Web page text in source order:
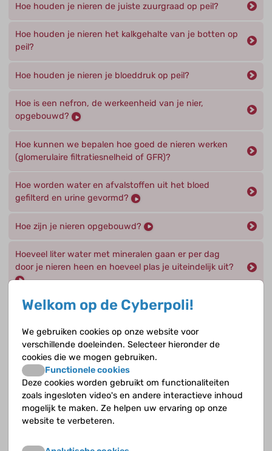
Hoe houden je nieren de juiste zuurgraad op peil?
Hoe houden je nieren het kalkgehalte van je botten op
peil?
Hoe houden je nieren je bloeddruk op peil?
Hoe is een nefron, de werkeenheid van je nier,
opgebouwd?
Hoe kunnen we bepalen hoe goed de nieren werken
(glomerulaire filtratiesnelheid of GFR)?
Hoe worden water en afvalstoffen uit het bloed
gefilterd en urine gevormd?
Hoe zijn je nieren opgebouwd?
Hoeveel liter water met mineralen gaan er per dag
door je nieren heen en hoeveel plas je uiteindelijk uit?
Uit welke delen bestaat de tubulus?
Wat doen de nefronen, de werkeenheden van je
nieren, precies?
Wat doen de nieren precies?
Wat gebeurt er met de voorurine in de lis van Henle ?
gedeelte en de verzamelbuis (c)?
Welkom op de Cyberpoli!
We gebruiken cookies op onze website voor
verschillende doeleinden. Selecteer hieronder de
cookies die we mogen gebruiken.
Functionele cookies
Deze cookies worden gebruikt om functionaliteiten
zoals ingesloten video's en andere interactieve inhoud
mogelijk te maken. Ze helpen uw ervaring op onze
website te verbeteren.